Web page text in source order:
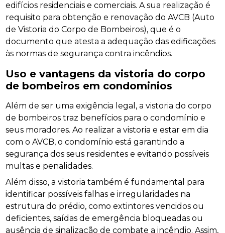
edifícios residenciais e comerciais. A sua realização é
requisito para obtenção e renovação do AVCB (Auto
de Vistoria do Corpo de Bombeiros), que é o
documento que atesta a adequação das edificações
às normas de segurança contra incêndios.
Uso e vantagens da vistoria do corpo
de bombeiros em condominios
Além de ser uma exigência legal, a vistoria do corpo
de bombeiros traz benefícios para o condomínio e
seus moradores. Ao realizar a vistoria e estar em dia
com o AVCB, o condomínio está garantindo a
segurança dos seus residentes e evitando possíveis
multas e penalidades.
Além disso, a vistoria também é fundamental para
identificar possíveis falhas e irregularidades na
estrutura do prédio, como extintores vencidos ou
deficientes, saídas de emergência bloqueadas ou
ausência de sinalização de combate a incêndio. Assim,